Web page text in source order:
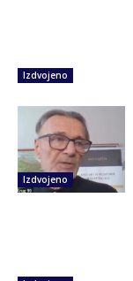
Izdvojeno
Izdvojeno